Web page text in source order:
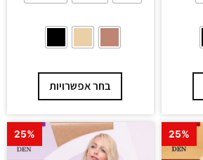
בחר אפשרויות
25%
25%